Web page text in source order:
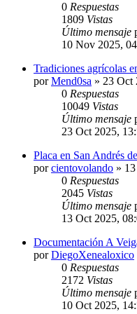
0 Respuestas
1809 Vistas
Último mensaje
10 Nov 2025,
Tradiciones agrícolas
porMend0sa » 23 Oct
0 Respuestas
10049 Vistas
Último mensaje
23 Oct 2025,
Placa en San Andrés
porcientovolando »
0 Respuestas
2045 Vistas
Último mensaje
13 Oct 2025,
Documentación A
porDiegoXenealoxico
0 Respuestas
2172 Vistas
Último mensaje
10 Oct 2025,